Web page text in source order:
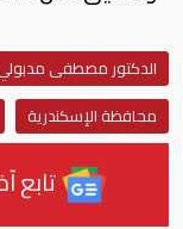
الدكتور مصطفى
محافظة الإسكندرية
تابع